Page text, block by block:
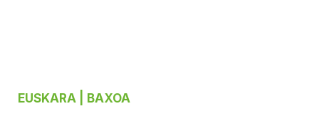
EUSKARA | BAXOA